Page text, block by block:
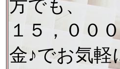
方でも、
１５，００
金♪でお気軽